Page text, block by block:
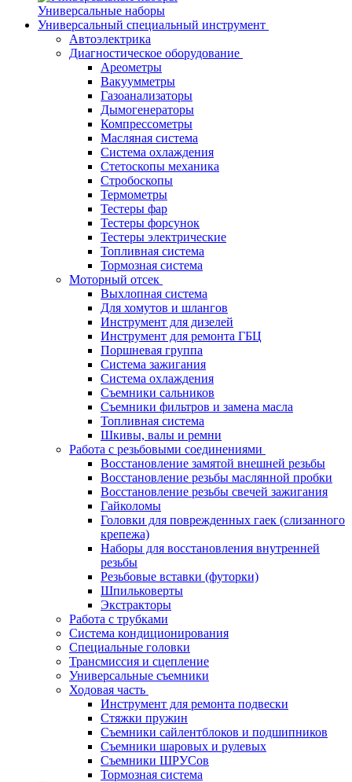
Универсальные наборы
Универсальный специальный инструмент
Автоэлектрика
Диагностическое оборудование
Ареометры
Вакуумметры
Газоанализаторы
Дымогенераторы
Компрессометры
Масляная система
Система охлаждения
Стетоскопы механика
Стробоскопы
Термометры
Тестеры фар
Тестеры форсунок
Тестеры электрические
Топливная система
Тормозная система
Моторный отсек
Выхлопная система
Для хомутов и шлангов
Инструмент для дизелей
Инструмент для ремонта ГБЦ
Поршневая группа
Система зажигания
Система охлаждения
Съемники сальников
Съемники фильтров и замена масла
Топливная система
Шкивы, валы и ремни
Работа с резьбовыми соединениями
Восстановление замятой внешней резьбы
Восстановление резьбы маслянной пробки
Восстановление резьбы свечей зажигания
Гайколомы
Головки для поврежденных гаек (слизанного
крепежа)
Наборы для восстановления внутренней
резьбы
Резьбовые вставки (футорки)
Шпильковерты
Экстракторы
Работа с трубками
Система кондиционирования
Специальные головки
Трансмиссия и сцепление
Универсальные съемники
Ходовая часть
Инструмент для ремонта подвески
Стяжки пружин
Съемники сайлентблоков и подшипников
Съемники шаровых и рулевых
Съемники ШРУСов
Тормозная система